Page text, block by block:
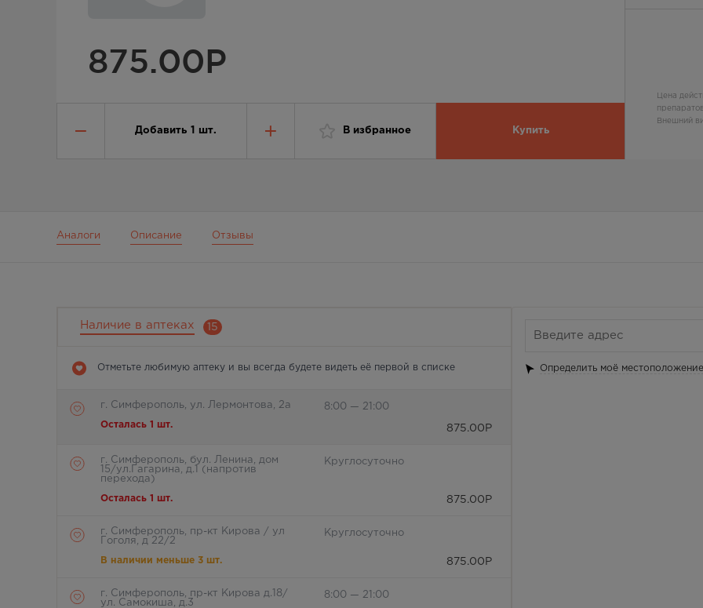
875.00Р
Добавить 1 шт. В избранное Купить
Цена
Внешний
Аналоги Описание Отзывы
Наличие в аптеках 15
Отметьте любимую аптеку и вы всегда будете видеть её первой в списке
г. Симферополь, ул. Лермонтова, 2а
Осталась 1 шт.
8:00 — 21:00
875.00 Р
г. Симферополь, бул. Ленина, дом
15/ул.Гагарина, д.1 (напротив
перехода)
Осталась 1 шт.
Круглосуточно
875.00 Р
г. Симферополь, пр-кт Кирова / ул
Гоголя, д 22/2
В наличии меньше 3 шт.
Круглосуточно
875.00 Р
г. Симферополь, пр-кт Кирова д.18/
ул. Самокиша, д.3
8:00 — 21:00
Определить моё местоположение